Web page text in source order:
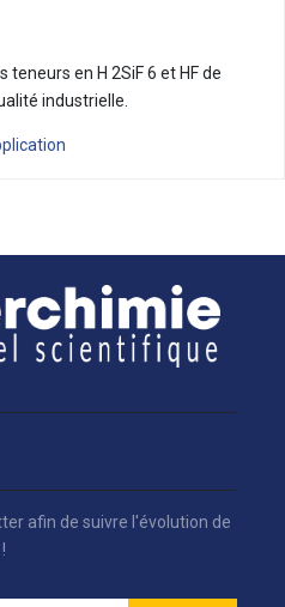
en H 2SiF 6 et HF de
industrielle.
afin de suivre l'évolution de